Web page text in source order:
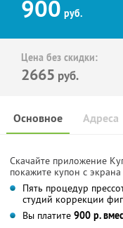
900 руб.
Цена без скидки:
2665 руб.
Основное Адреса
Скачайте приложение
покажите купон с
Пять процедур
студий коррекции
Вы платите 900 р.